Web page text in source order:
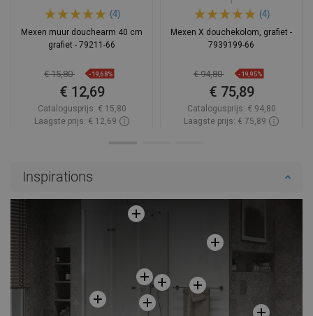
(4)
Mexen muur douchearm 40 cm
grafiet - 79211-66
€ 15,80 -19,68%
€ 12,69
Catalogusprijs: € 15,80
Laagste prijs: € 12,69
(4)
Mexen X douchekolom, grafiet -
7939199-66
€ 94,80 -19,95%
€ 75,89
Catalogusprijs: € 94,80
Laagste prijs: € 75,89
Inspirations